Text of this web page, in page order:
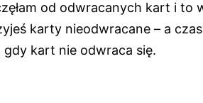
od odwracanych kart i to
karty nieodwracane – a
kart nie odwraca się.